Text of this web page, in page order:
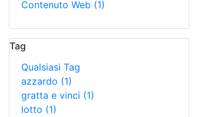
Contenuto Web (1)
Tag
Qualsiasi Tag
azzardo (1)
gratta e vinci (1)
lotto (1)